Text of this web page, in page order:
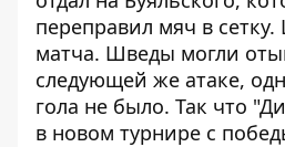
переправил мяч в
матча. Шведы могли
следующей же атаке,
гола не было. Так что
в новом турнире с